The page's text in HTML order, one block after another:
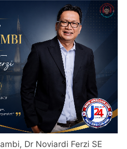
Dr Noviardi Ferzi SE